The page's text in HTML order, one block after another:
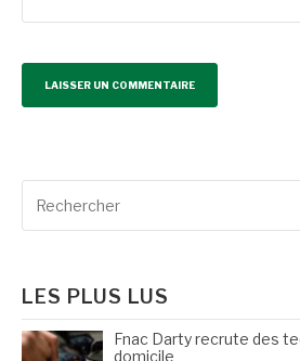
LES PLUS LUS
Fnac Darty recrute des
domicile